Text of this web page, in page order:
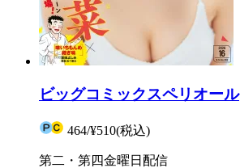
ビッグコミックスペリオール
464/¥510(税込)
第二・第四金曜日配信